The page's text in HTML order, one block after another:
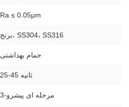
Ra ≤ 0.05μm
برنج، SS304، SS316
حمام بهداشتی
25-45 ثانیه
3-مرحله ای پیشرو